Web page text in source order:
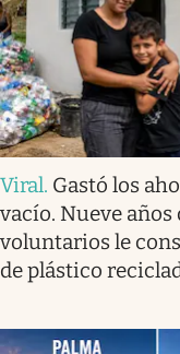
Viral. Gastó los
vacío. Nueve
voluntarios le
de plástico